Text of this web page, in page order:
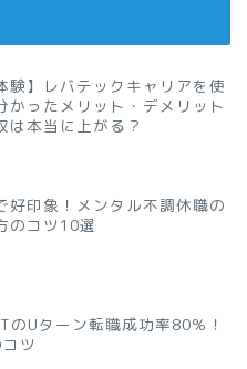
験】レバテックキャリアを使
かったメリット・デメリット
は本当に上がる？
好印象！メンタル不調休職の
のコツ10選
のUターン転職成功率80％！
ツ